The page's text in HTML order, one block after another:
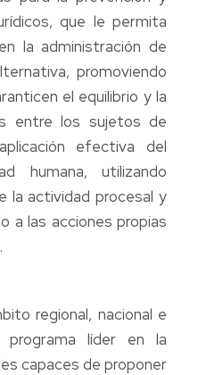
que le permita
la administración de
promoviendo
el equilibrio y la
entre los sujetos de
efectiva del
humana, utilizando
la actividad procesal y
a las acciones propias
regional, nacional e
programa líder en la
capaces de proponer